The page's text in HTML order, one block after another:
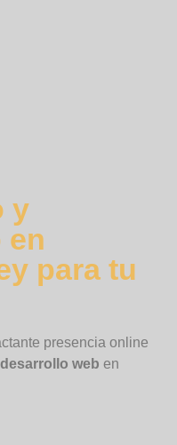
y
en
para tu
presencia online
web en